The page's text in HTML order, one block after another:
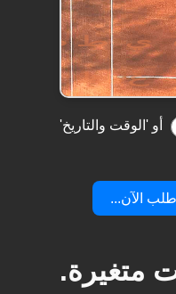
أو 'الوقت والتاريخ'
اطلب الآن...
متغيرة.